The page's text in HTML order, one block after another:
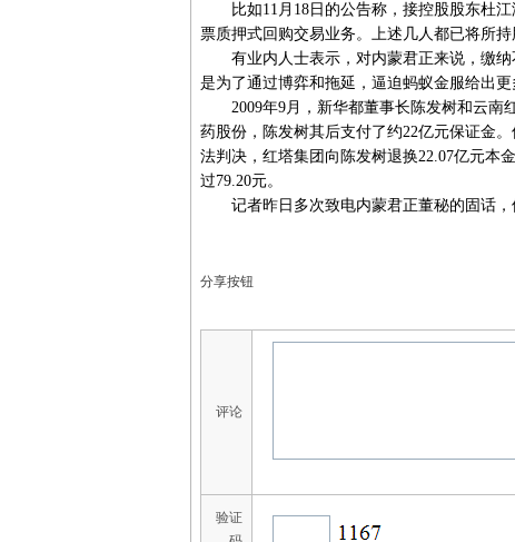
比如11月18日的公告称，接控股股东杜江
票质押式回购交易业务。上述几人都已将所持
有业内人士表示，对内蒙君正来说，缴纳
是为了通过博弈和拖延，逼迫蚂蚁金服给出更
2009年9月，新华都董事长陈发树和云南
药股份，陈发树其后支付了约22亿元保证金
法判决，红塔集团向陈发树退换22.07亿元本
过79.20元。
记者昨日多次致电内蒙君正董秘的固话，
分享按钮
评论
验证